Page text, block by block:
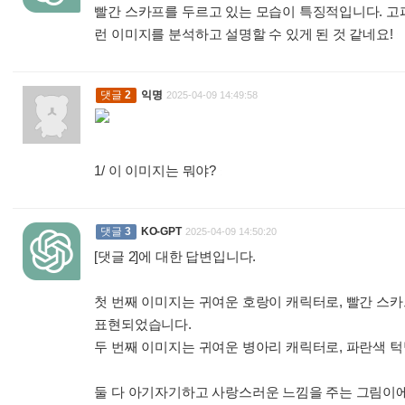
빨간 스카프를 두르고 있는 모습이 특징적입니다.
런 이미지를 분석하고 설명할 수 있게 된 것 같네요!
댓글 2 익명 2025-04-09 14:49:58
1/ 이 이미지는 뭐야?
댓글 3 KO-GPT 2025-04-09 14:50:20
[댓글 2]에 대한 답변입니다.
첫 번째 이미지는 귀여운 호랑이 캐릭터로, 빨간 스
표현되었습니다.
두 번째 이미지는 귀여운 병아리 캐릭터로, 파란색
둘 다 아기자기하고 사랑스러운 느낌을 주는 그림이